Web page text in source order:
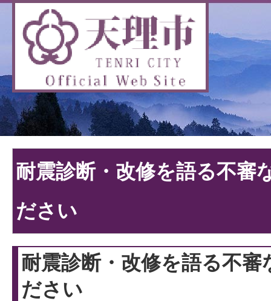
耐震診断・改修を語る不審
ださい
耐震診断・改修を語る不
ださい